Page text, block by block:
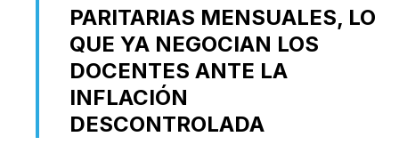
PARITARIAS MENSUALES, LO
QUE YA NEGOCIAN LOS
DOCENTES ANTE LA
INFLACIÓN
DESCONTROLADA